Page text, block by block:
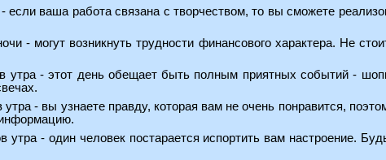
если ваша работа связана с творчеством, то вы сможете
- могут возникнуть трудности финансового характера. Не
утра - этот день обещает быть полным приятных событий -
- вы узнаете правду, которая вам не очень понравится,
утра - один человек постарается испортить вам настроение.